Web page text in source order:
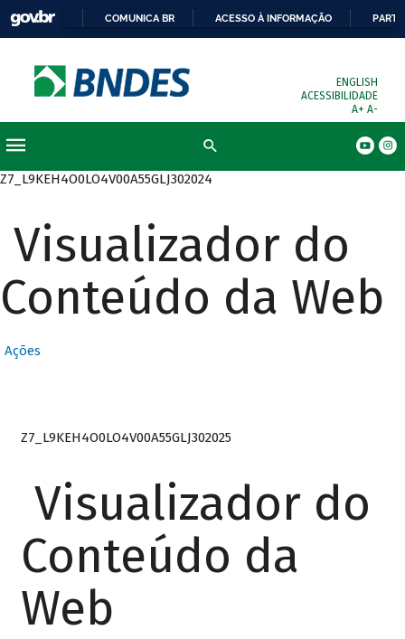
COMUNICA BR ACESSO À INFORMAÇÃO
ENGLISH
ACESSIBILIDADE
A+ A-
Z7_L9KEH4O0LO4V00A55GLJ302024
Visualizador do
Conteúdo da Web
Ações
Z7_L9KEH4O0LO4V00A55GLJ302025
Visualizador do
Conteúdo da
Web